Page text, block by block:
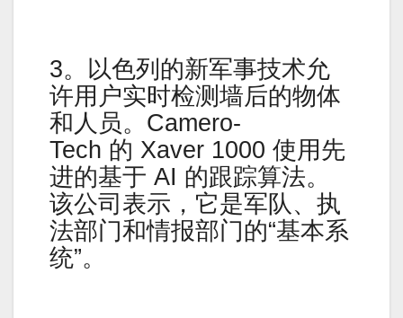
3。以色列的新军事技术允
许用户实时检测墙后的物体
和人员。Camero-
Tech 的 Xaver 1000 使用先
进的基于 AI 的跟踪算法。
该公司表示，它是军队、执
法部门和情报部门的“基本系
统”。